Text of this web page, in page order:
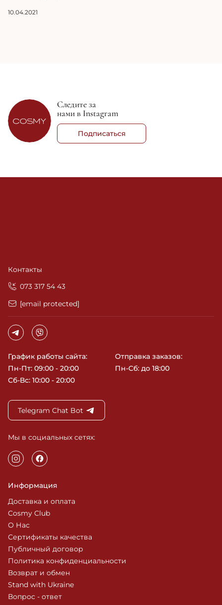
10.04.2021
Следите за
нами в Instagram
Подписаться
Контакты
‎073 317 54 43
[email protected]
График работы сайта:
Пн-Пт: 09:00 - 20:00
Сб-Вс: 10:00 - 20:00
Отправка заказов:
Пн-Сб: до 18:00
Telegram Chat Bot
Мы в социальных сетях:
Информация
Доставка и оплата
Cosmy Club
О Нас
Сертификаты качества
Публичный договор
Политика конфиденциальности
Возврат и обмен
Stand with Ukraine
Вопрос - ответ